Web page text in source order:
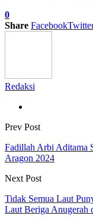
0
Share Facebook
Redaksi
Prev Post
Fadillah Arbi Aditama
Aragon 2024
Next Post
Tidak Semua Laut
Laut Beriga Anugerah